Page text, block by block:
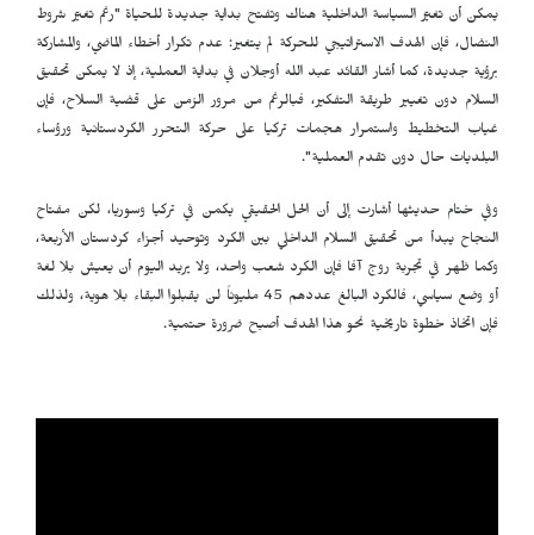
يمكن أن تغيّر السياسة الداخلية هناك وتفتح بداية جديدة للحياة "رغم تغيّر شروط
النضال، فإن الهدف الاستراتيجي للحركة لم يتغير: عدم تكرار أخطاء الماضي، والمشاركة
برؤية جديدة، كما أشار القائد عبد الله أوجلان في بداية العملية، إذ لا يمكن تحقيق
السلام دون تغيير طريقة التفكير، فبالرغم من مرور الزمن على قضية السلاح، فإن
غياب التخطيط واستمرار هجمات تركيا على حركة التحرر الكردستانية ورؤساء
البلديات حال دون تقدم العملية".
وفي ختام حديثها أشارت إلى أن الحل الحقيقي يكمن في تركيا وسوريا، لكن مفتاح
النجاح يبدأ من تحقيق السلام الداخلي بين الكرد وتوحيد أجزاء كردستان الأربعة،
وكما ظهر في تجربة روج آفا فإن الكرد شعب واحد، ولا يريد اليوم أن يعيش بلا لغة
أو وضع سياسي، فالكرد البالغ عددهم 45 مليوناً لن يقبلوا البقاء بلا هوية، ولذلك
فإن اتخاذ خطوة تاريخية نحو هذا الهدف أصبح ضرورة حتمية.